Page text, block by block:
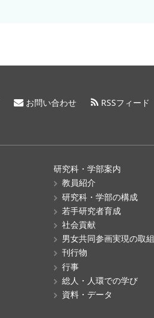
お問い合わせ RSSフィード
研究科・学部案内
教員紹介
研究科・学部の構成
若手研究者育成
社会貢献
男女共同参画実現の取組
刊行物
行事
総人・人環での学び
資料・データ